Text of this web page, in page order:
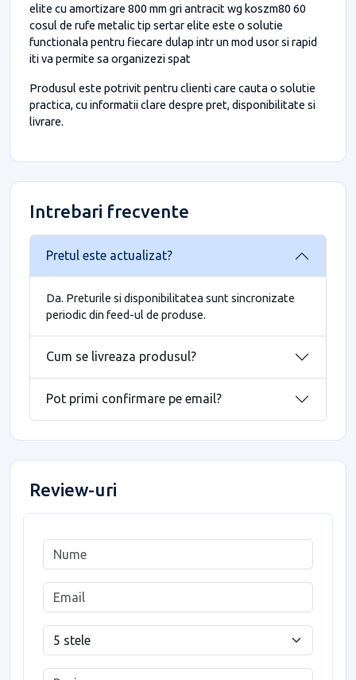
elite cu amortizare 800 mm gri antracit wg koszm80 60
cosul de rufe metalic tip sertar elite este o solutie
functionala pentru fiecare dulap intr un mod usor si rapid
iti va permite sa organizezi spat
Produsul este potrivit pentru clienti care cauta o solutie
practica, cu informatii clare despre pret, disponibilitate si
livrare.
Intrebari frecvente
Pretul este actualizat?
Da. Preturile si disponibilitatea sunt sincronizate
periodic din feed-ul de produse.
Cum se livreaza produsul?
Pot primi confirmare pe email?
Review-uri